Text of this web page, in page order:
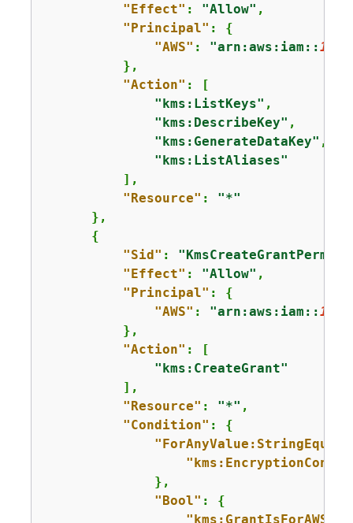
"Effect" : "Allow" ,
"Principal" : {
"AWS" : "arn:aws:iam::
          },
"Action" : [
"kms:ListKeys" ,
"kms:DescribeKey" ,
"kms:GenerateDataKey" ,
"kms:ListAliases"
          ],
"Resource" : "*"
      },
{
"Sid" :
"Effect" : "Allow" ,
"Principal" : {
"AWS" : "arn:aws:iam::
          },
"Action" : [
"kms:CreateGrant"
          ],
"Resource" : "*" ,
"Condition" : {
              },
"Bool" : {